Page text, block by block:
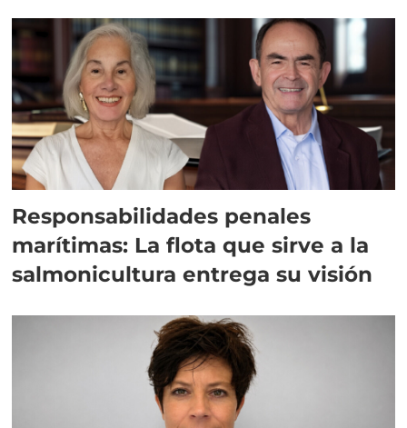
Responsabilidades penales
marítimas: La flota que sirve a la
salmonicultura entrega su visión